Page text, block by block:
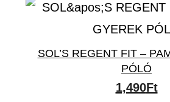
SOL’S REGENT FIT –
PÓLÓ
1,490Ft